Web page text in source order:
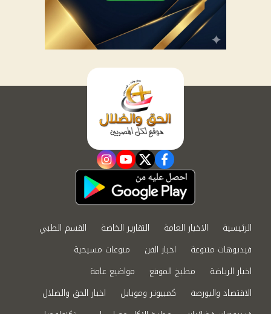
facebook
twitter
youtube
instagram
الرئيسية الاخبار العامة التقارير الخاصة
القسم الطبي
فيديوهات متنوعة
اخبار الفن
منوعات مسيحية
اخبار الرياضة
مطبخ الموقع
مواضيع عامة
الاقتصاد والبورصة
كمبيوتر وموبايل
اخبار الحق والضلال